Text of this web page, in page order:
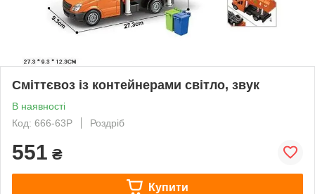
Сміттєвоз із контейнерами світло, звук
В наявності
Код: 666-63P
Роздріб
551 ₴
Купити